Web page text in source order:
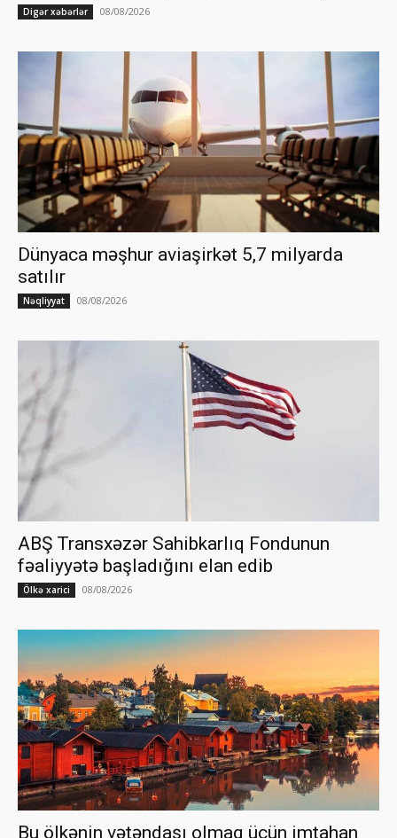
Digər xəbərlər 08/08/2026
Dünyaca məşhur aviaşirkət 5,7 milyarda
satılır
Nəqliyyat 08/08/2026
ABŞ Transxəzər Sahibkarlıq Fondunun
fəaliyyətə başladığını elan edib
Ölkə xarici 08/08/2026
Bu ölkənin vətəndaşı olmaq üçün imtahan